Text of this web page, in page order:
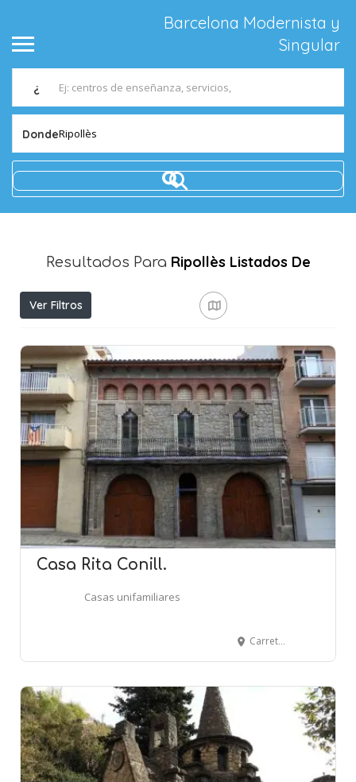
Barcelona Modernista y
Singular
¿
DondeRipollès
Resultados Para Ripollès Listados De
Ver Filtros
Casa Rita Conill.
Casas unifamiliares
Carretera de Camprodon, 42 - SANT JOAN DE LES ABADESSES